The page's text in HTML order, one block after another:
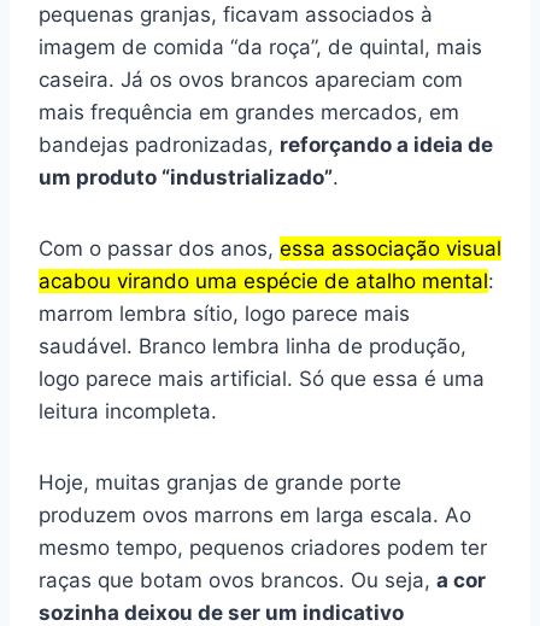
pequenas granjas, ficavam associados à
imagem de comida “da roça”, de quintal, mais
caseira. Já os ovos brancos apareciam com
mais frequência em grandes mercados, em
bandejas padronizadas, reforçando a ideia de
um produto “industrializado”.
Com o passar dos anos, essa associação visual
acabou virando uma espécie de atalho mental:
marrom lembra sítio, logo parece mais
saudável. Branco lembra linha de produção,
logo parece mais artificial. Só que essa é uma
leitura incompleta.
Hoje, muitas granjas de grande porte
produzem ovos marrons em larga escala. Ao
mesmo tempo, pequenos criadores podem ter
raças que botam ovos brancos. Ou seja, a cor
sozinha deixou de ser um indicativo